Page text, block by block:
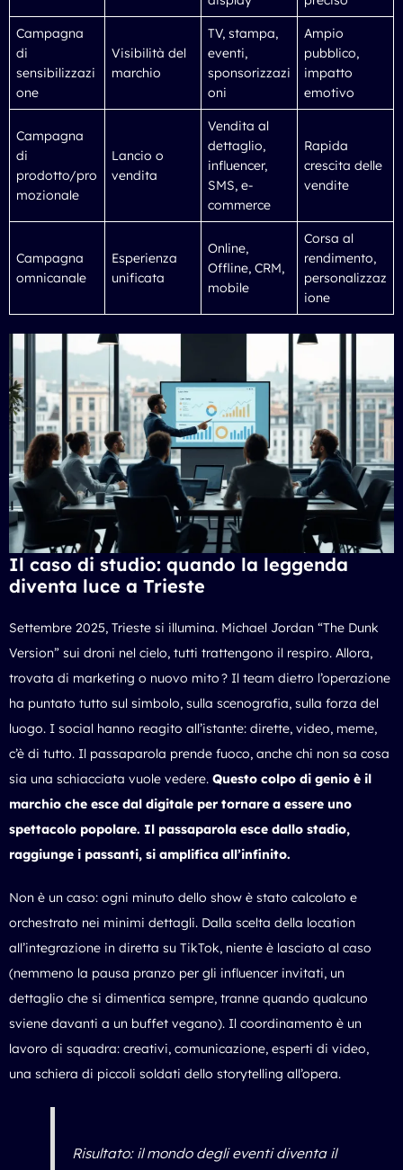
Campagna
di
sensibilizzazi
one
Visibilità del
marchio
TV, stampa,
eventi,
sponsorizzazi
oni
Ampio
pubblico,
impatto
emotivo
Campagna
di
prodotto/pro
mozionale
Lancio o
vendita
Vendita al
dettaglio,
influencer,
SMS, e-
commerce
Rapida
crescita delle
vendite
Campagna
omnicanale
Esperienza
unificata
Online,
Offline, CRM,
mobile
Corsa al
rendimento,
personalizzaz
ione
Il caso di studio: quando la leggenda
diventa luce a Trieste
Settembre 2025, Trieste si illumina. Michael Jordan “The Dunk
Version” sui droni nel cielo, tutti trattengono il respiro. Allora,
trovata di marketing o nuovo mito ? Il team dietro l’operazione
ha puntato tutto sul simbolo, sulla scenografia, sulla forza del
luogo. I social hanno reagito all’istante: dirette, video, meme,
c’è di tutto. Il passaparola prende fuoco, anche chi non sa cosa
sia una schiacciata vuole vedere. Questo colpo di genio è il
marchio che esce dal digitale per tornare a essere uno
spettacolo popolare. Il passaparola esce dallo stadio,
raggiunge i passanti, si amplifica all’infinito.
Non è un caso: ogni minuto dello show è stato calcolato e
orchestrato nei minimi dettagli. Dalla scelta della location
all’integrazione in diretta su TikTok, niente è lasciato al caso
(nemmeno la pausa pranzo per gli influencer invitati, un
dettaglio che si dimentica sempre, tranne quando qualcuno
sviene davanti a un buffet vegano). Il coordinamento è un
lavoro di squadra: creativi, comunicazione, esperti di video,
una schiera di piccoli soldati dello storytelling all’opera.
Risultato: il mondo degli eventi diventa il